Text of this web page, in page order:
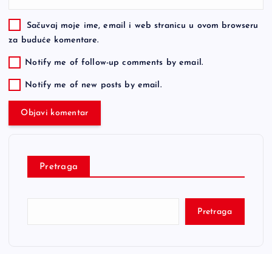
Sačuvaj moje ime, email i web stranicu u ovom browseru
za buduće komentare.
Notify me of follow-up comments by email.
Notify me of new posts by email.
Pretraga
Pretraga